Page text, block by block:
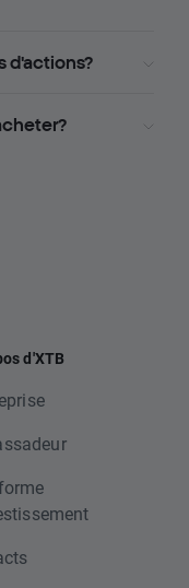
d'actions?
d'XTB